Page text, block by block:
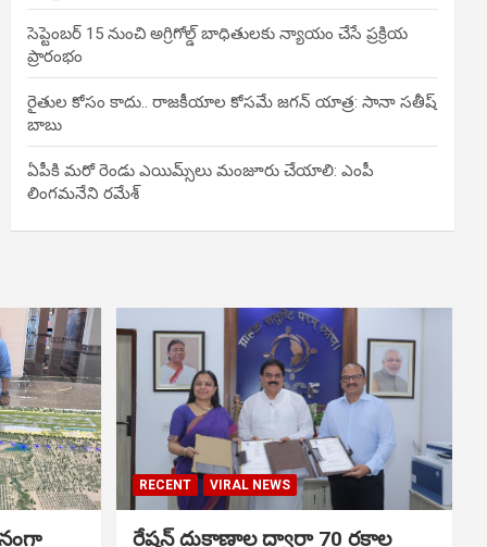
సెప్టెంబర్ 15 నుంచి అగ్రిగోల్డ్ బాధితులకు న్యాయం చేసే ప్రక్రియ
ప్రారంభం
రైతుల కోసం కాదు.. రాజకీయాల కోసమే జగన్ యాత్ర: సానా సతీష్
బాబు
ఏపీకి మరో రెండు ఎయిమ్స్‌లు మంజూరు చేయాలి: ఎంపీ
లింగమనేని రమేశ్
RECENT VIRAL NEWS
రేషన్ దుకాణాల ద్వారా 70 రకాల